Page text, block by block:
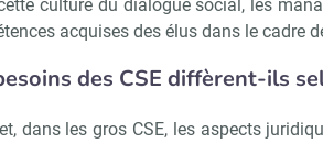
culture du dialogue social, les
acquises des élus dans le cadre
des CSE diffèrent-ils
dans les gros CSE, les aspects